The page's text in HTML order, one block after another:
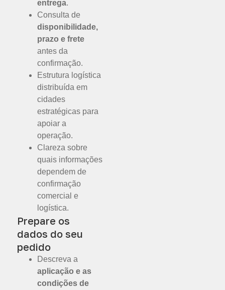
entrega.
Consulta de
disponibilidade,
prazo e frete
antes da
confirmação.
Estrutura logística
distribuída em
cidades
estratégicas para
apoiar a
operação.
Clareza sobre
quais informações
dependem de
confirmação
comercial e
logística.
Prepare os
dados do seu
pedido
Descreva a
aplicação e as
condições de